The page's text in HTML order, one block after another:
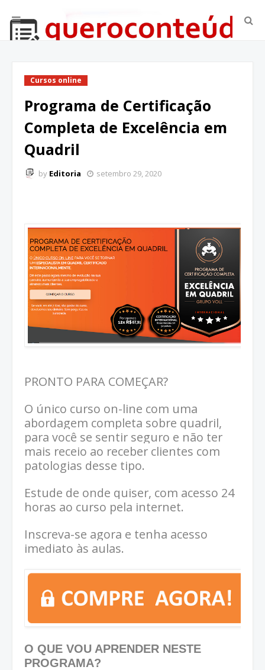
Cursos online
Programa de Certificação
Completa de Excelência em
Quadril
by Editoria setembro 29, 2020
PRONTO PARA COMEÇAR?
O único curso on-line com uma
abordagem completa sobre quadril,
para você se sentir seguro e não ter
mais receio ao receber clientes com
patologias desse tipo.
Estude de onde quiser, com acesso 24
horas ao curso pela internet.
Inscreva-se agora e tenha acesso
imediato às aulas.
O QUE VOU APRENDER NESTE
PROGRAMA?